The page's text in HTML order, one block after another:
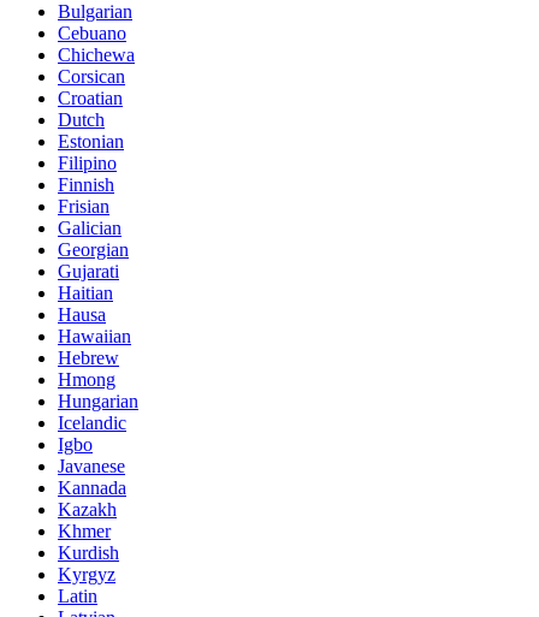
Bulgarian
Cebuano
Chichewa
Corsican
Croatian
Dutch
Estonian
Filipino
Finnish
Frisian
Galician
Georgian
Gujarati
Haitian
Hausa
Hawaiian
Hebrew
Hmong
Hungarian
Icelandic
Igbo
Javanese
Kannada
Kazakh
Khmer
Kurdish
Kyrgyz
Latin